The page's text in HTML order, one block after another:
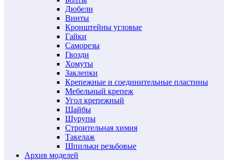
Дюбели
Винты
Кронштейны угловые
Гайки
Саморезы
Гвозди
Хомуты
Заклепки
Крепежные и соединительные пластины
Мебельный крепеж
Угол крепежный
Шайбы
Шурупы
Строительная химия
Такелаж
Шпильки резьбовые
Архив моделей